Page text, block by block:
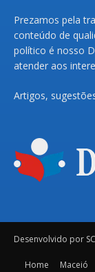
Prezamos pela
conteúdo de
político é nosso
atender aos
Artigos,
Desenvolvido por
Home Maceió